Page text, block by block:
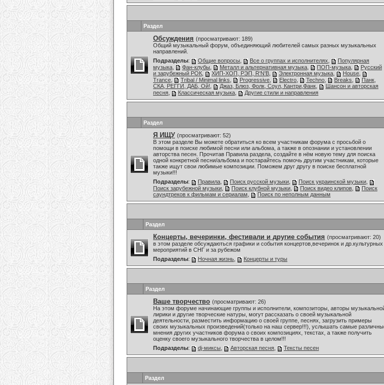
Раздел
Обсуждения (просматривают: 189)
Общий музыкальный форум, объединяющий любителей самых разных музыкальных
направлений.
Подразделы: Общие вопросы Все о группах и исполнителях
Популярная
музыка
Фан-клубы Металл и альтернативная музыка ПОП-музыка
Русский
и зарубежный РОК
ХИП-ХОП, РЭП, R'N'B Электронная музыка House
Trance
Tribal / Minimal links Progressive Electro Techno Breaks
Панк,
СКА, РЕГГИ, ДАБ, Ой!
Джаз, Блюз, Фолк, Соул, Кантри,Фанк
Шансон и авторская
песня
Классическая музыка Другие стили и направления
Раздел
Я ИЩУ (просматривают: 52)
В этом разделе Вы можете обратиться ко всем участникам форума с просьбой о
помощи в поиске любимой песни или альбома, а также в опознании и установлении
авторства песен. Прочитав Правила раздела, создайте в нём новую тему для поиска
одной конкретной песни/альбома и постарайтесь помочь другим участникам, которые
также ищут свои любимые композиции. Поможем друг другу в поиске бесплатной
музыки!!!
Подразделы: Правила Поиск русской музыки Поиск украинской музыки
Поиск зарубежной музыки
Поиск клубной музыки Поиск видео клипов
Поиск
саундтреков к фильмам и сериалам
Поиск по неполным данным
Раздел
Концерты, вечеринки, фестивали и другие события (просматривают: 20)
в этом разделе обсуждаються графики и события концертов,вечеринок и др.культурных
мероприятий в СНГ и за рубежом
Подразделы: Ночная жизнь Концерты и туры
Раздел
Ваше творчество (просматривают: 26)
На этом форуме начинающие группы и исполнители, композиторы, авторы
лирики и другие творческие натуры, могут рассказать о своей музыкальной
деятельности, разместить информацию о своей группе, песнях, загрузить примеры
своих музыкальных произведений(только на наш сервер!!!), услышать самые
мнения других участников форума о своих композициях, текстах, а также получить
оценку своего музыкального творчества в целом!!!
Подразделы: dj-миксы Авторская песня Тексты песен
Раздел